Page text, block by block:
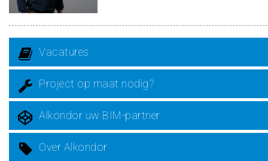
Vacatures
Project op maat nodig?
Alkondor uw BIM-partner
Over Alkondor